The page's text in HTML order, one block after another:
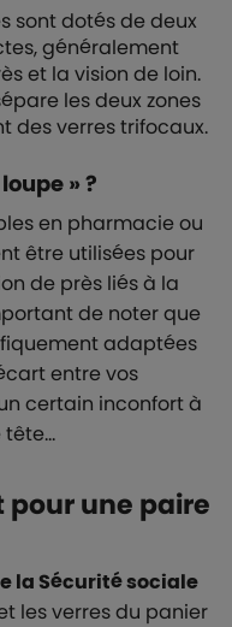
sont dotés de deux
généralement
et la vision de loin.
les deux zones
des verres trifocaux.
» ?
en pharmacie ou
être utilisées pour
de près liés à la
de noter que
adaptées
entre vos
certain inconfort à
tête…
une paire
la Sécurité sociale
les verres du panier